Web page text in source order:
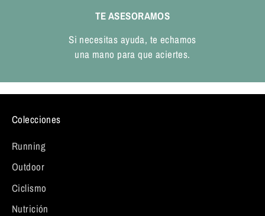
TE ASESORAMOS
Si necesitas ayuda, te echamos
una mano para que aciertes.
Colecciones
Running
Outdoor
Ciclismo
Nutrición